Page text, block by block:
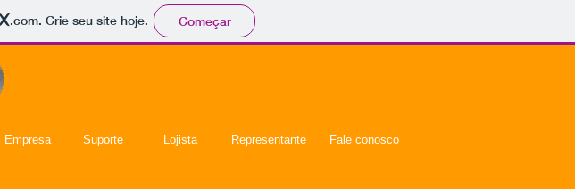
.com. Crie seu site hoje. Começar
Empresa Suporte Lojista Representante Fale conosco